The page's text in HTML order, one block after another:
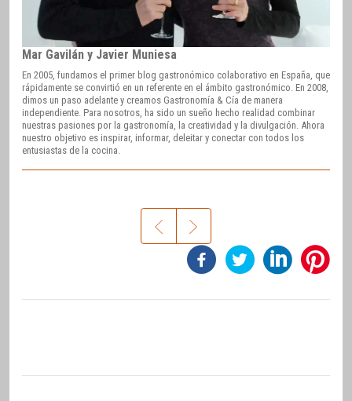
Mar Gavilán y Javier Muniesa
En 2005, fundamos el primer blog gastronómico colaborativo en España, que
rápidamente se convirtió en un referente en el ámbito gastronómico. En 2008,
dimos un paso adelante y creamos Gastronomía & Cía de manera
independiente. Para nosotros, ha sido un sueño hecho realidad combinar
nuestras pasiones por la gastronomía, la creatividad y la divulgación. Ahora
nuestro objetivo es inspirar, informar, deleitar y conectar con todos los
entusiastas de la cocina.